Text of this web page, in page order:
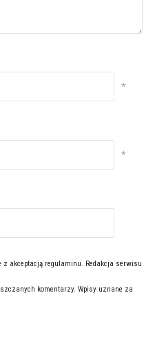
*
*
z akceptacją regulaminu. Redakcja serwisu
komentarzy. Wpisy uznane za